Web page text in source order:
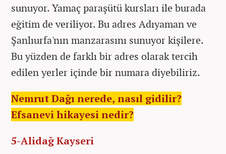
sunuyor. Yamaç paraşütü kursları ile burada
eğitim de veriliyor. Bu adres Adıyaman ve
Şanlıurfa'nın manzarasını sunuyor kişilere.
Bu yüzden de farklı bir adres olarak tercih
edilen yerler içinde bir numara diyebiliriz.
Nemrut Dağı nerede, nasıl gidilir?
Efsanevi hikayesi nedir?
5-Alidağ Kayseri